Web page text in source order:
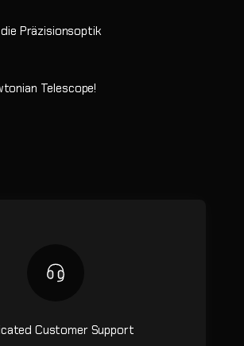
Präzisionsoptik
Telescope!
Customer Support